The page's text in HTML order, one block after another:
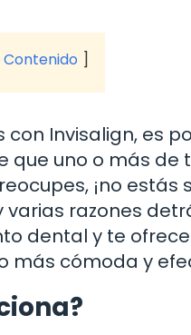
Invisalign, es
uno o más de
¡no estás
razones
dental y te
más cómoda y